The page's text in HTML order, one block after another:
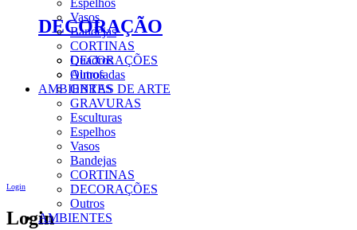
Vasos
Bandejas
CORTINAS
DECORAÇÕES
Outros
AMBIENTES
Login
Login
DECORAÇÃO
Quadros
Almofadas
OBRAS DE ARTE
GRAVURAS
Esculturas
Espelhos
Vasos
Bandejas
CORTINAS
DECORAÇÕES
Outros
AMBIENTES